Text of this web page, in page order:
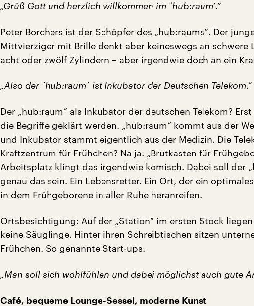
„Grüß Gott und herzlich willkommen im ´hub:raum‘.“
Peter Borchers ist der Schöpfer des „hub:raums“. Der
Mittvierziger mit Brille denkt aber keineswegs an schwere
acht oder zwölf Zylindern – aber irgendwie doch an ein
„Also der ´hub:raum` ist Inkubator der Deutschen Telekom.“
Der „hub:raum“ als Inkubator der deutschen Telekom?
die Begriffe geklärt werden. „hub:raum“ kommt aus der
und Inkubator stammt eigentlich aus der Medizin. Die
Kraftzentrum für Frühchen? Na ja: „Brutkasten für
Arbeitsplatz klingt das irgendwie komisch. Dabei soll der
genau das sein. Ein Lebensretter. Ein Ort, der ein
in dem Frühgeborene in aller Ruhe heranreifen.
Ortsbesichtigung: Auf der „Station“ im ersten Stock
keine Säuglinge. Hinter ihren Schreibtischen sitzen
Frühchen. So genannte Start-ups.
„Man soll sich wohlfühlen und dabei möglichst auch gute
Café, bequeme Lounge-Sessel, moderne Kunst